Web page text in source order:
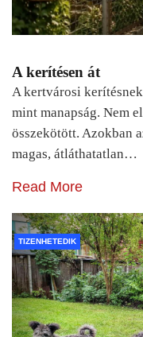
A kerítésen át
A kertvárosi
mint manapság. Nem
összekötött. Azokban
magas, átláthatatlan…
Read More
TIZENHETEDIK